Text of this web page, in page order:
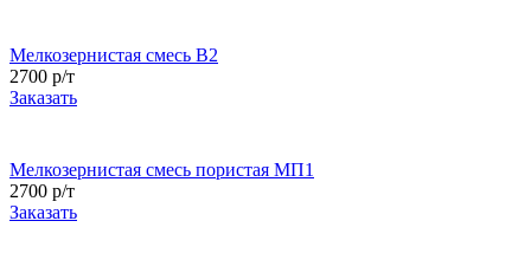
Мелкозернистая смесь В2
2700 р/т
Заказать
Мелкозернистая смесь пористая МП1
2700 р/т
Заказать